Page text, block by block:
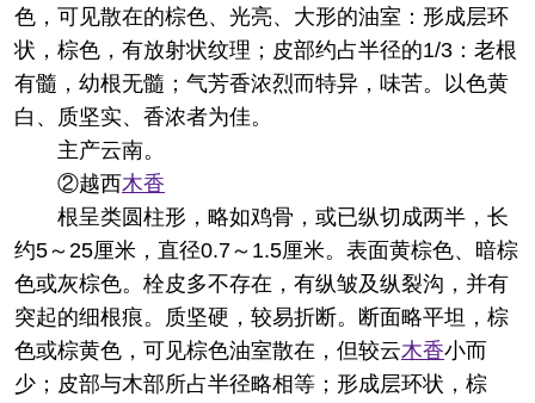
色，可见散在的棕色、光亮、大形的油室：形成层环
状，棕色，有放射状纹理；皮部约占半径的1/3：老根
有髓，幼根无髓；气芳香浓烈而特异，味苦。以色黄
白、质坚实、香浓者为佳。
主产云南。
②越西木香
根呈类圆柱形，略如鸡骨，或已纵切成两半，长
约5～25厘米，直径0.7～1.5厘米。表面黄棕色、暗棕
色或灰棕色。栓皮多不存在，有纵皱及纵裂沟，并有
突起的细根痕。质坚硬，较易折断。断面略平坦，棕
色或棕黄色，可见棕色油室散在，但较云木香小而
少；皮部与木部所占半径略相等；形成层环状，棕